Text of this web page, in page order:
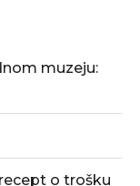
muzeju:
o trošku